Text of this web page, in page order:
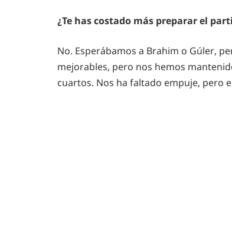
¿Te has costado más preparar el
No. Esperábamos a Brahim o Gúler,
mejorables, pero nos hemos
cuartos. Nos ha faltado empuje, pero